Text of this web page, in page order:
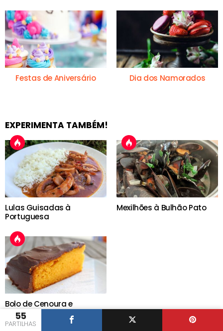
55
PARTILHAS
Festas de Aniversário Dia dos Namorados
EXPERIMENTA TAMBÉM!
Lulas Guisadas à
Portuguesa
Mexilhões à Bulhão Pato
Bolo de Cenoura e
Chocolate Perfeito